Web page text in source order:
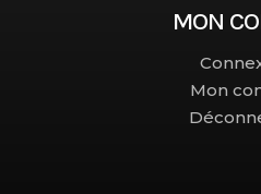
MON
Mon